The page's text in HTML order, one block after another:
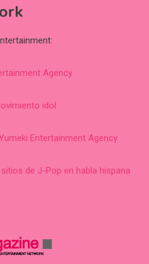
Agency
idol
Entertainment Agency
de J-Pop en habla hispana